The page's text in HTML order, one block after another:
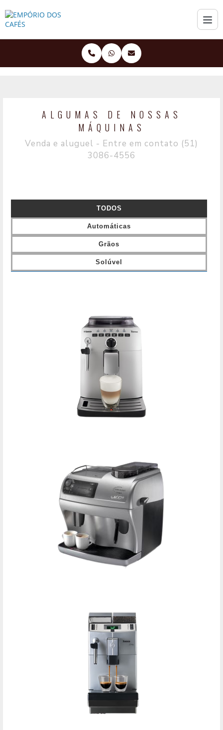
EMPÓRIO DOS CAFÉS CAFÉS
ALGUMAS DE NOSSAS
MÁQUINAS
Venda e aluguel - Entre em contato (51)
3086-4556
TODOS
Automáticas
Grãos
Solúvel